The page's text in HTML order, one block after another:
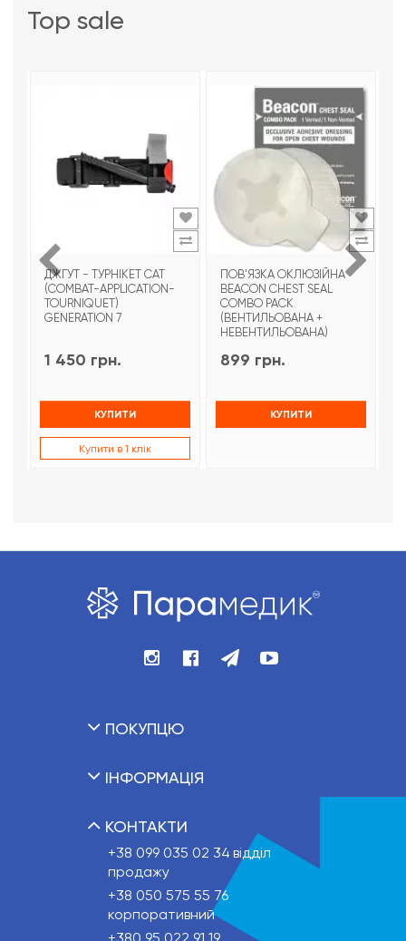
top sale
ДЖГУТ - ТУРНІКЕТ CAT
(COMBAT-APPLICATION-
TOURNIQUET)
GENERATION 7
1 450 грн.
КУПИТИ
Купити в 1 клік
ПОВ'ЯЗКА ОКЛЮЗІЙНА
BEACON CHEST SEAL
COMBO PACK
(ВЕНТИЛЬОВАНА +
НЕВЕНТИЛЬОВАНА)
899 грн.
КУПИТИ
ПОКУПЦЮ
ІНФОРМАЦІЯ
КОНТАКТИ
+38 099 035 02 34 відділ
продажу
+38 050 575 55 76
корпоративний
+380 95 022 91 19